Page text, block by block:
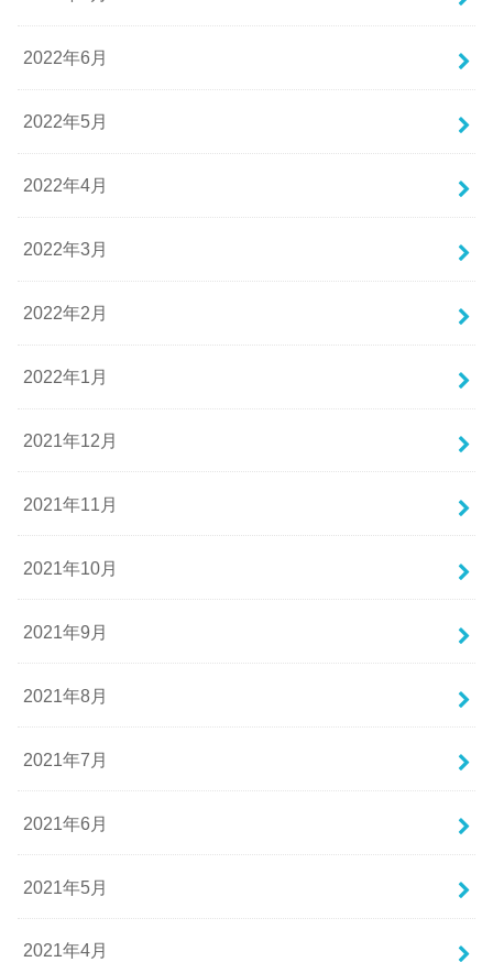
2022年6月
2022年5月
2022年4月
2022年3月
2022年2月
2022年1月
2021年12月
2021年11月
2021年10月
2021年9月
2021年8月
2021年7月
2021年6月
2021年5月
2021年4月